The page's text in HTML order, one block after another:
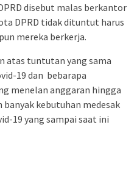
disebut malas berkantor
DPRD tidak dituntut harus
mereka berkerja.
atas tuntutan yang sama
19 dan bebarapa
menelan anggaran hingga
kebutuhan medesak
19 yang sampai saat ini